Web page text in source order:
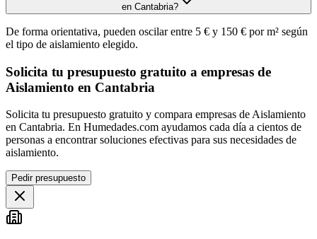
en Cantabria?
De forma orientativa, pueden oscilar entre 5 € y 150 € por m² según
el tipo de aislamiento elegido.
Solicita tu presupuesto gratuito a empresas de
Aislamiento en Cantabria
Solicita tu presupuesto gratuito y compara empresas de Aislamiento
en Cantabria. En Humedades.com ayudamos cada día a cientos de
personas a encontrar soluciones efectivas para sus necesidades de
aislamiento.
Pedir presupuesto